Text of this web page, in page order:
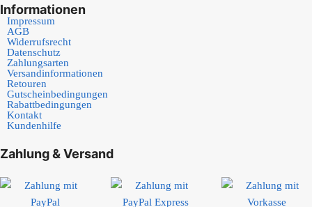
Informationen
Impressum
AGB
Widerrufsrecht
Datenschutz
Zahlungsarten
Versandinformationen
Retouren
Gutscheinbedingungen
Rabattbedingungen
Kontakt
Kundenhilfe
Zahlung & Versand